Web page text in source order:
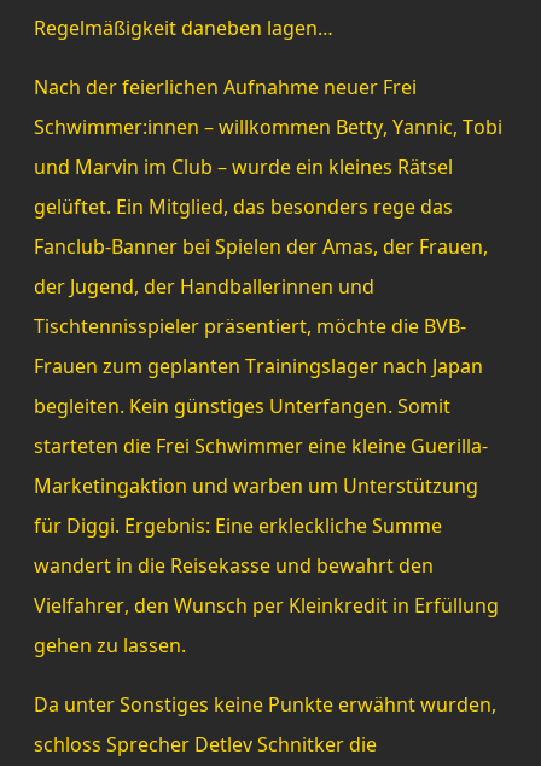
Regelmäßigkeit daneben lagen…
Nach der feierlichen Aufnahme neuer Frei
Schwimmer:innen – willkommen Betty, Yannic, Tobi
und Marvin im Club – wurde ein kleines Rätsel
gelüftet. Ein Mitglied, das besonders rege das
Fanclub-Banner bei Spielen der Amas, der Frauen,
der Jugend, der Handballerinnen und
Tischtennisspieler präsentiert, möchte die BVB-
Frauen zum geplanten Trainingslager nach Japan
begleiten. Kein günstiges Unterfangen. Somit
starteten die Frei Schwimmer eine kleine Guerilla-
Marketingaktion und warben um Unterstützung
für Diggi. Ergebnis: Eine erkleckliche Summe
wandert in die Reisekasse und bewahrt den
Vielfahrer, den Wunsch per Kleinkredit in Erfüllung
gehen zu lassen.
Da unter Sonstiges keine Punkte erwähnt wurden,
schloss Sprecher Detlev Schnitker die